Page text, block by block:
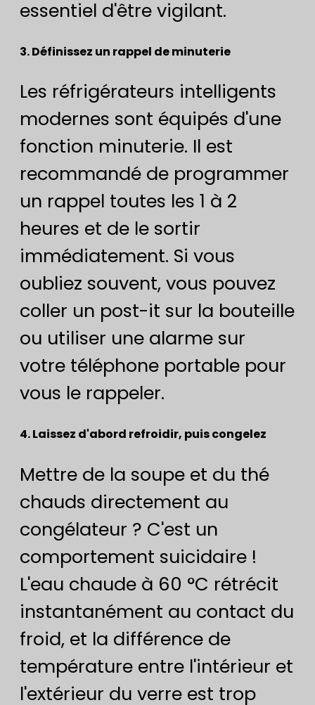
essentiel d'être vigilant.
3. Définissez un rappel de minuterie
Les réfrigérateurs intelligents
modernes sont équipés d'une
fonction minuterie. Il est
recommandé de programmer
un rappel toutes les 1 à 2
heures et de le sortir
immédiatement. Si vous
oubliez souvent, vous pouvez
coller un post-it sur la bouteille
ou utiliser une alarme sur
votre téléphone portable pour
vous le rappeler.
4. Laissez d'abord refroidir, puis congelez
Mettre de la soupe et du thé
chauds directement au
congélateur ? C'est un
comportement suicidaire !
L'eau chaude à 60 °C rétrécit
instantanément au contact du
froid, et la différence de
température entre l'intérieur et
l'extérieur du verre est trop